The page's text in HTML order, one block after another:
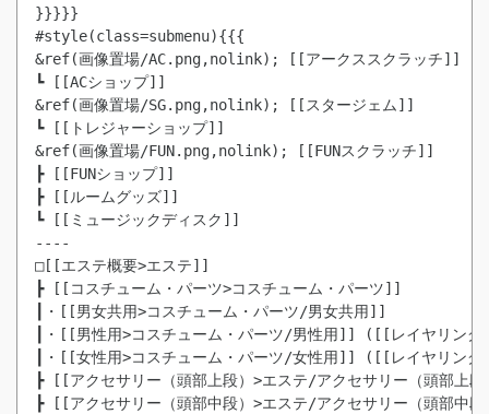
}}}}}
#style(class=submenu){{{
&ref(画像置場/AC.png,nolink); [[アークススクラッチ]]
┗ [[ACショップ]]
&ref(画像置場/SG.png,nolink); [[スタージェム]]
┗ [[トレジャーショップ]]
&ref(画像置場/FUN.png,nolink); [[FUNスクラッチ]]
┣ [[FUNショップ]]
┣ [[ルームグッズ]]
┗ [[ミュージックディスク]]
----
□[[エステ概要>エステ]]
┣ [[コスチューム・パーツ>コスチューム・パーツ]]
┃・[[男女共用>コスチューム・パーツ/男女共用]]
┃・[[男性用>コスチューム・パーツ/男性用]] ([[レイヤリン
┃・[[女性用>コスチューム・パーツ/女性用]] ([[レイヤリン
┣ [[アクセサリー（頭部上段）>エステ/アクセサリー（頭部上
┣ [[アクセサリー（頭部中段）>エステ/アクセサリー（頭部中